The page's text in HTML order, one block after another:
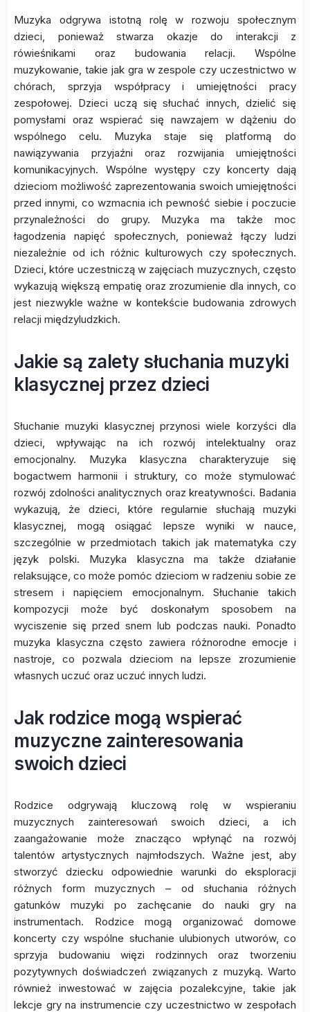
Muzyka odgrywa istotną rolę w rozwoju społecznym
dzieci, ponieważ stwarza okazje do interakcji z
rówieśnikami oraz budowania relacji. Wspólne
muzykowanie, takie jak gra w zespole czy uczestnictwo w
chórach, sprzyja współpracy i umiejętności pracy
zespołowej. Dzieci uczą się słuchać innych, dzielić się
pomysłami oraz wspierać się nawzajem w dążeniu do
wspólnego celu. Muzyka staje się platformą do
nawiązywania przyjaźni oraz rozwijania umiejętności
komunikacyjnych. Wspólne występy czy koncerty dają
dzieciom możliwość zaprezentowania swoich umiejętności
przed innymi, co wzmacnia ich pewność siebie i poczucie
przynależności do grupy. Muzyka ma także moc
łagodzenia napięć społecznych, ponieważ łączy ludzi
niezależnie od ich różnic kulturowych czy społecznych.
Dzieci, które uczestniczą w zajęciach muzycznych, często
wykazują większą empatię oraz zrozumienie dla innych, co
jest niezwykle ważne w kontekście budowania zdrowych
relacji międzyludzkich.
Jakie są zalety słuchania muzyki
klasycznej przez dzieci
Słuchanie muzyki klasycznej przynosi wiele korzyści dla
dzieci, wpływając na ich rozwój intelektualny oraz
emocjonalny. Muzyka klasyczna charakteryzuje się
bogactwem harmonii i struktury, co może stymulować
rozwój zdolności analitycznych oraz kreatywności. Badania
wykazują, że dzieci, które regularnie słuchają muzyki
klasycznej, mogą osiągać lepsze wyniki w nauce,
szczególnie w przedmiotach takich jak matematyka czy
język polski. Muzyka klasyczna ma także działanie
relaksujące, co może pomóc dzieciom w radzeniu sobie ze
stresem i napięciem emocjonalnym. Słuchanie takich
kompozycji może być doskonałym sposobem na
wyciszenie się przed snem lub podczas nauki. Ponadto
muzyka klasyczna często zawiera różnorodne emocje i
nastroje, co pozwala dzieciom na lepsze zrozumienie
własnych uczuć oraz uczuć innych ludzi.
Jak rodzice mogą wspierać
muzyczne zainteresowania
swoich dzieci
Rodzice odgrywają kluczową rolę w wspieraniu
muzycznych zainteresowań swoich dzieci, a ich
zaangażowanie może znacząco wpłynąć na rozwój
talentów artystycznych najmłodszych. Ważne jest, aby
stworzyć dziecku odpowiednie warunki do eksploracji
różnych form muzycznych – od słuchania różnych
gatunków muzyki po zachęcanie do nauki gry na
instrumentach. Rodzice mogą organizować domowe
koncerty czy wspólne słuchanie ulubionych utworów, co
sprzyja budowaniu więzi rodzinnych oraz tworzeniu
pozytywnych doświadczeń związanych z muzyką. Warto
również inwestować w zajęcia pozalekcyjne, takie jak
lekcje gry na instrumencie czy uczestnictwo w zespołach